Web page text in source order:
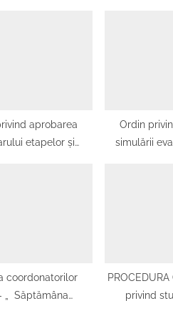
etapelor și
Ordin
simulării
coordonatorilor
„ Săptămâna
privind